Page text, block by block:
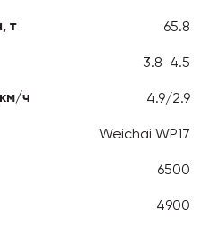
т 65.8
3.8-4.5
ч 4.9/2.9
Weichai WP17
6500
4900